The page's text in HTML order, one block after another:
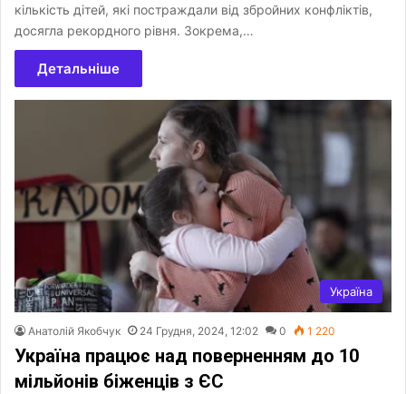
кількість дітей, які постраждали від збройних конфліктів,
досягла рекордного рівня. Зокрема,…
Детальніше
Україна
Анатолій Якобчук 24 Грудня, 2024, 12:02 0 1 220
Україна працює над поверненням до 10
мільйонів біженців з ЄС